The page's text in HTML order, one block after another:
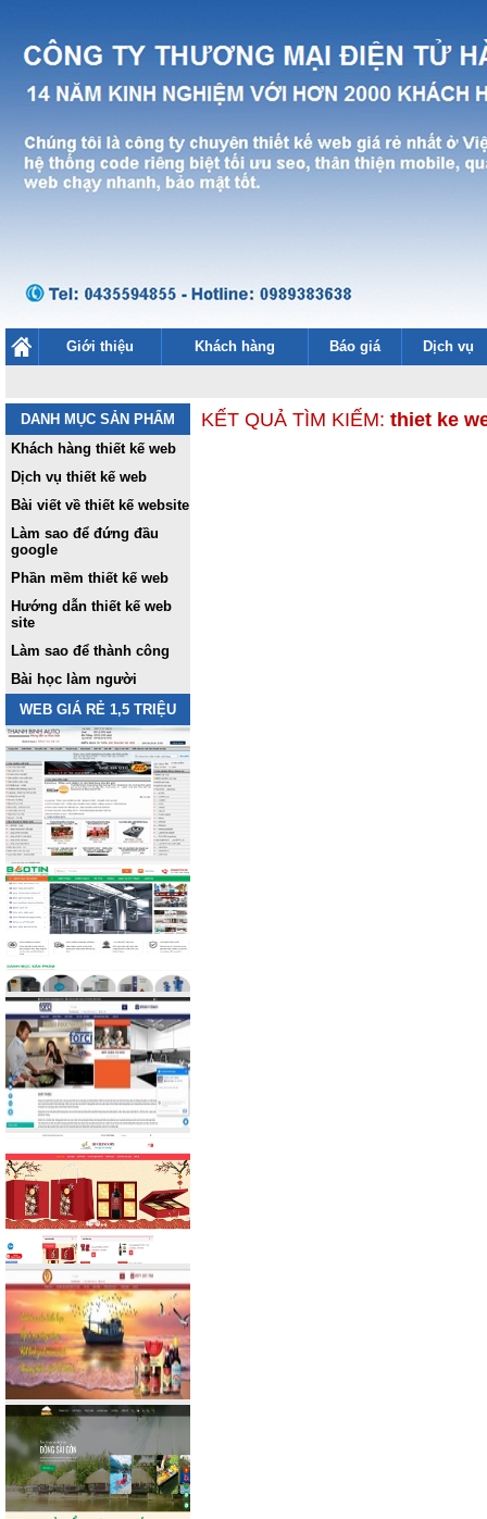
Giới thiệu Khách hàng Báo giá Dịch vụ
DANH MỤC SẢN PHẨM
Khách hàng thiết kế web
Dịch vụ thiết kế web
Bài viết về thiết kế website
Làm sao để đứng đầu
google
Phần mềm thiết kế web
Hướng dẫn thiết kế web
site
Làm sao để thành công
Bài học làm người
WEB GIÁ RẺ 1,5 TRIỆU
KẾT QUẢ TÌM KIẾM: thiet ke